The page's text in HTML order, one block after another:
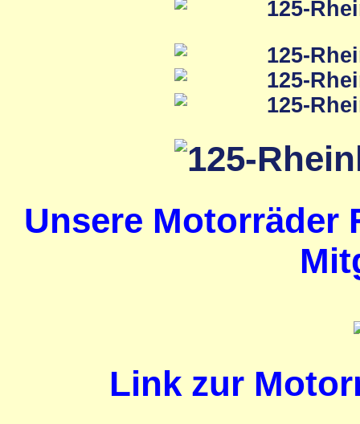
Unsere Motorräder
Link zur